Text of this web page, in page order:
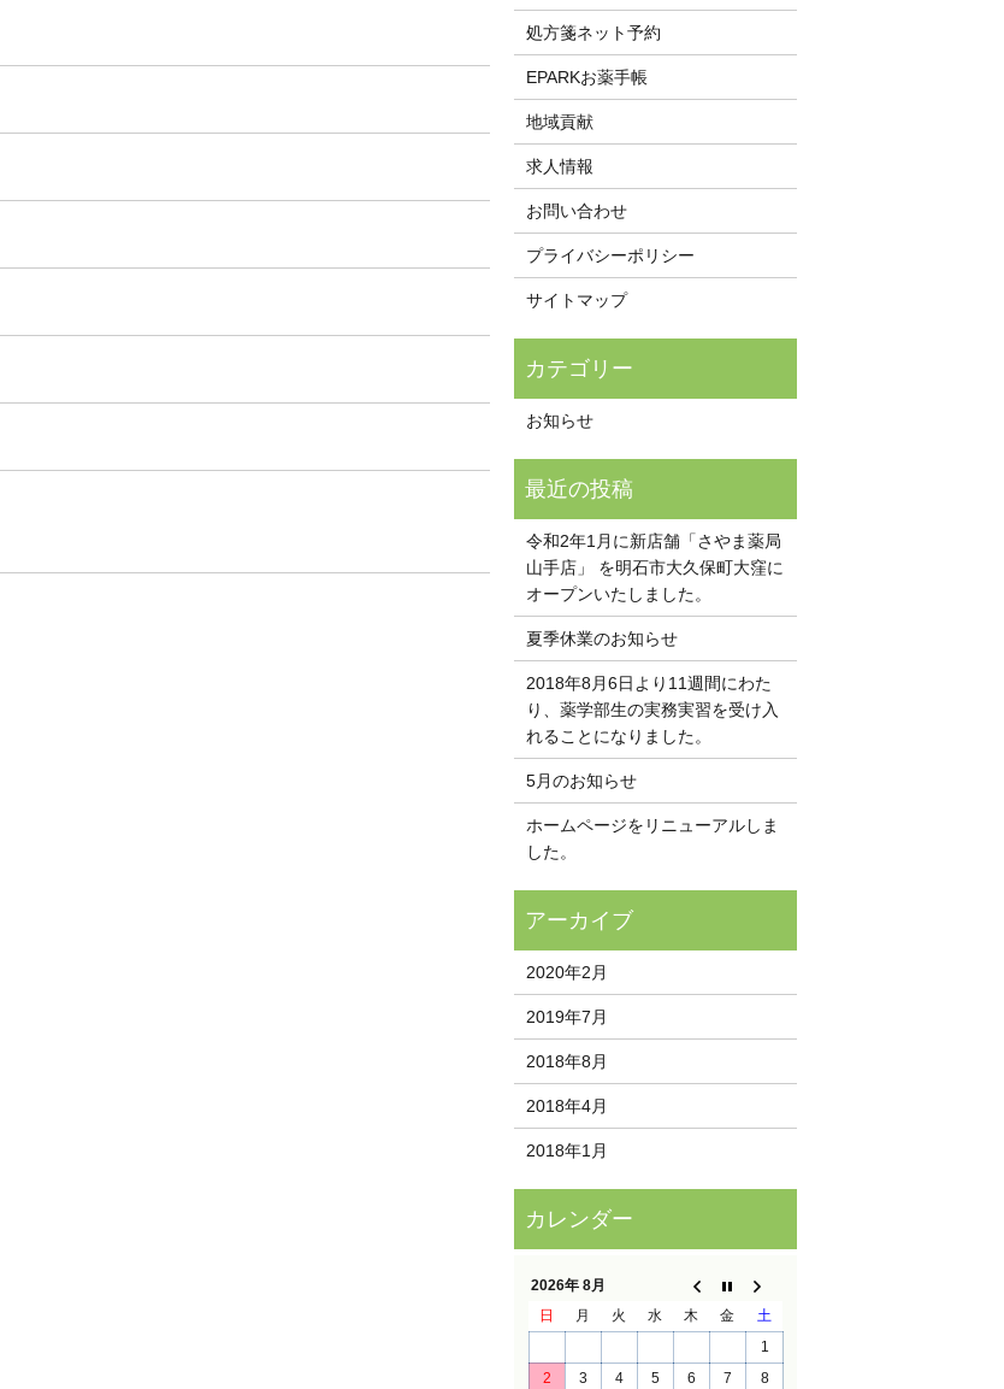
処方箋ネット予約
EPARKお薬手帳
地域貢献
求人情報
お問い合わせ
プライバシーポリシー
サイトマップ
お知らせ
令和2年1月に新店舗「さやま薬局
山手店」 を明石市大久保町大窪に
オープンいたしました。
夏季休業のお知らせ
2018年8月6日より11週間にわた
り、薬学部生の実務実習を受け入
れることになりました。
5月のお知らせ
ホームページをリニューアルしま
した。
2020年2月
2019年7月
2018年8月
2018年4月
2018年1月
2026年 8月
日
月 火 水 木 金
土
1
2
3 4 5 6 7 8